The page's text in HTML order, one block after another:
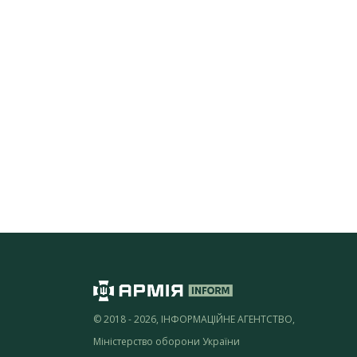
© 2018 - 2026, ІНФОРМАЦІЙНЕ АГЕНТСТВО,
Міністерство оборони України